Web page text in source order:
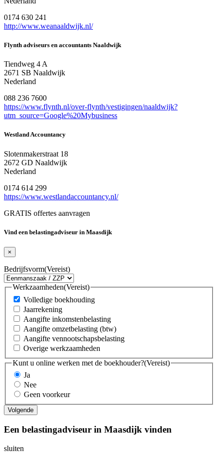
0174 630 241
http://www.weanaaldwijk.nl/
Flynth adviseurs en accountants Naaldwijk
Tiendweg 4 A
2671 SB Naaldwijk
Nederland
088 236 7600
https://www.flynth.nl/over-flynth/vestigingen/naaldwijk?
utm_source=Google%20Mybusiness
Westland Accountancy
Slotenmakerstraat 18
2672 GD Naaldwijk
Nederland
0174 614 299
https://www.westlandaccountancy.nl/
GRATIS offertes aanvragen
Vind een belastingadviseur in Maasdijk
×
Bedrijfsvorm(Vereist)
Werkzaamheden(Vereist)
Volledige boekhouding
Jaarrekening
Aangifte inkomstenbelasting
Aangifte omzetbelasting (btw)
Aangifte vennootschapsbelasting
Overige werkzaamheden
Kunt u online werken met de boekhouder?(Vereist)
Ja
Nee
Geen voorkeur
Een belastingadviseur in Maasdijk vinden
sluiten